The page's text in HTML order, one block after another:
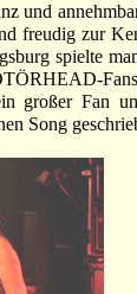
und
freudig zur
spielte
großer Fan
Song